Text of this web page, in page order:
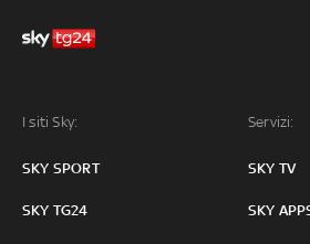
I siti Sky:
SKY SPORT
SKY TG24
Servizi:
SKY TV
SKY